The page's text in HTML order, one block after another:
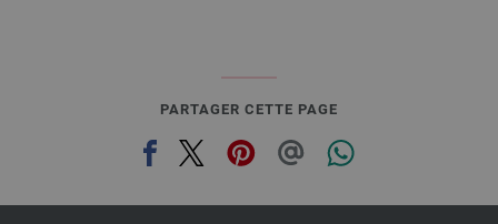
PARTAGER CETTE PAGE